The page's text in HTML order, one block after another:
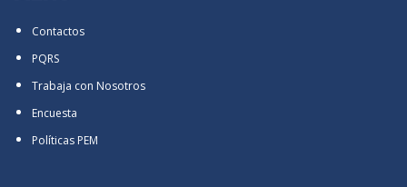
Contactos
PQRS
Trabaja con Nosotros
Encuesta
Políticas PEM